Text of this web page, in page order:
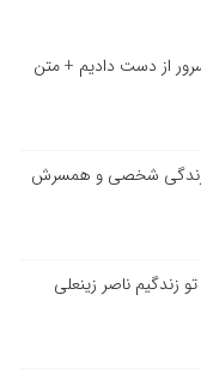
از دست دادیم + متن
زندگی شخصی و همسرش
زندگیم ناصر زینعلی